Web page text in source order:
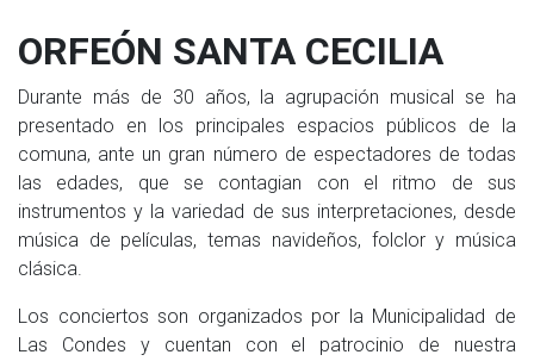
ORFEÓN SANTA CECILIA
Durante más de 30 años, la agrupación musical se ha
presentado en los principales espacios públicos de la
comuna, ante un gran número de espectadores de todas
las edades, que se contagian con el ritmo de sus
instrumentos y la variedad de sus interpretaciones, desde
música de películas, temas navideños, folclor y música
clásica.
Los conciertos son organizados por la Municipalidad de
Las Condes y cuentan con el patrocinio de nuestra